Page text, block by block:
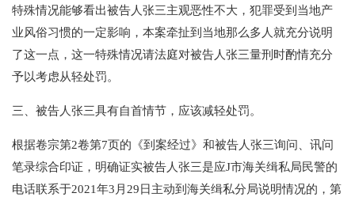
特殊情况能够看出被告人张三主观恶性不大，犯罪受到当地产
业风俗习惯的一定影响，本案牵扯到当地那么多人就充分说明
了这一点，这一特殊情况请法庭对被告人张三量刑时酌情充分
予以考虑从轻处罚。
三、被告人张三具有自首情节，应该减轻处罚。
根据卷宗第2卷第7页的《到案经过》和被告人张三询问、讯问
笔录综合印证，明确证实被告人张三是应J市海关缉私局民警的
电话联系于2021年3月29日主动到海关缉私分局说明情况的，第